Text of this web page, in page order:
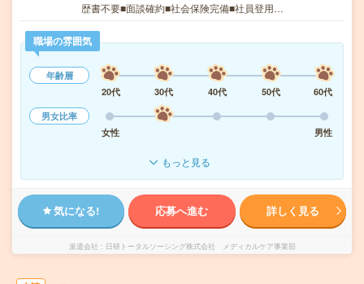
歴書不要■面談確約■社会保険完備■社員登用…
職場の雰囲気
年齢層
20代
30代 40代 50代
60代
男女比率
女性
男性
もっと見る
気になる! 応募へ進む 詳しく見る
派遣会社 日研トータルソーシング株式会社 メディカルケア事業部